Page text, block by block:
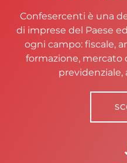
Confesercenti è una
di imprese del Paese
ogni campo: fiscale,
formazione, mercato
previdenziale,